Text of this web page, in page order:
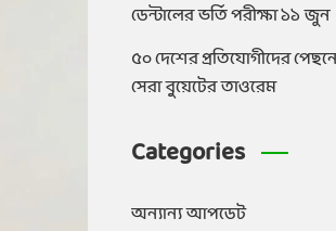
ডেন্টালের ভর্তি পরীক্ষা ১১ জুন
৫০ দেশের প্রতিযোগীদের
সেরা বুয়েটের তাওরেম
Categories
অন্যান্য আপডেট